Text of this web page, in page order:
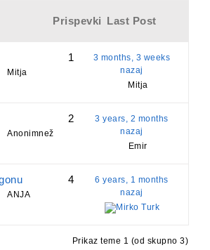
Prispevki Last Post
Mitja
1
3 months, 3 weeks
nazaj
Mitja
Anonimnež
2
3 years, 2 months
nazaj
Emir
ANJA
4
6 years, 1 months
nazaj
Mirko Turk
Prikaz teme 1 (od skupno 3)